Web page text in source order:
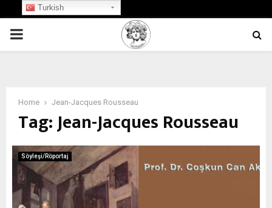
PRIMARY
Home Jean-Jacques Rousseau
Tag:Jean-Jacques Rousseau
Söyleşi/Röportaj
Turkish